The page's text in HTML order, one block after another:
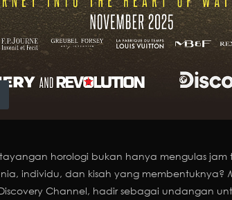
horologi bukan hanya mengulas
individu, dan kisah yang membentuknya?
Channel, hadir sebagai undangan